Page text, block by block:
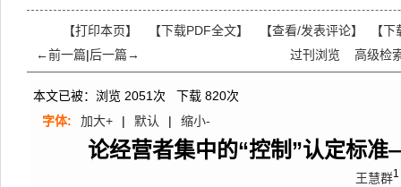
【打印本页】 【下载PDF全文】 【查看/发表评论】 【下
←前一篇|后一篇→ 过刊浏览 高级检
本文已被：浏览 2051 次 下载 820次
字体:
加大+ | 默认 | 缩小-
论经营者集中的“控制”认定标
王慧群1